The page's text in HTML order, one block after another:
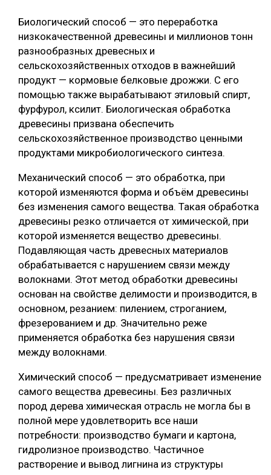
Биологический способ — это переработка
низкокачественной древесины и миллионов тонн
разнообразных древесных и
сельскохозяйственных отходов в важнейший
продукт — кормовые белковые дрожжи. С его
помощью также вырабатывают этиловый спирт,
фурфурол, ксилит. Биологическая обработка
древесины призвана обеспечить
сельскохозяйственное производство ценными
продуктами микробиологического синтеза.
Механический способ — это обработка, при
которой изменяются форма и объём древесины
без изменения самого вещества. Такая обработка
древесины резко отличается от химической, при
которой изменяется вещество древесины.
Подавляющая часть древесных материалов
обрабатывается с нарушением связи между
волокнами. Этот метод обработки древесины
основан на свойстве делимости и производится, в
основном, резанием: пилением, строганием,
фрезерованием и др. Значительно реже
применяется обработка без нарушения связи
между волокнами.
Химический способ — предусматривает изменение
самого вещества древесины. Без различных
пород дерева химическая отрасль не могла бы в
полной мере удовлетворить все наши
потребности: производство бумаги и картона,
гидролизное производство. Частичное
растворение и вывод лигнина из структуры